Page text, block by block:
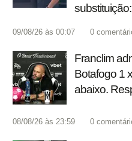
substituição:
09/08/26 às 00:07 0
Franclim
Botafogo 1
abaixo.
08/08/26 às 23:59 0